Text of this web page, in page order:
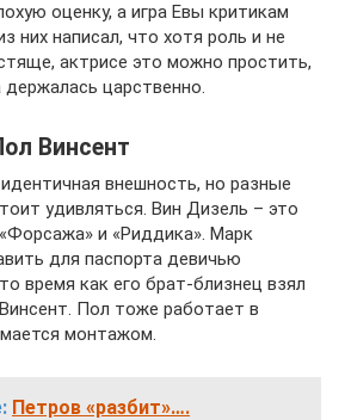
оценку, а игра Евы критикам
них написал, что хотя роль и не
актрисе это можно простить,
царственно.
Винсент
внешность, но разные
удивляться. Вин Дизель – это
и «Риддика». Марк
для паспорта девичью
время как его брат-близнец взял
Пол тоже работает в
монтажом.
Петров «разбит»….